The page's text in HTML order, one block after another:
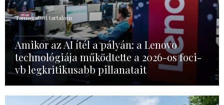
Támogatott tartalom
Amikor az AI ítél a pályán: a Lenovo
technológiája működtette a 2026-os foci-
vb legkritikusabb pillanatait